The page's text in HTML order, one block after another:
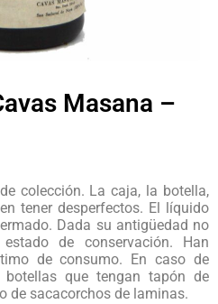
Masana –
colección. La caja, la botella,
tener desperfectos. El líquido
Dada su antigüedad no
de conservación. Han
de consumo. En caso de
que tengan tapón de
de sacacorchos de laminas.